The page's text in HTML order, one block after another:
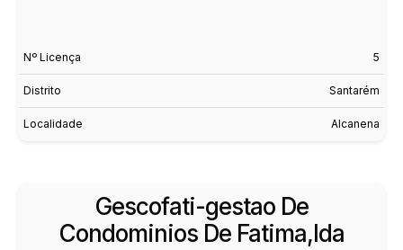
Nº Licença 5
Distrito Santarém
Localidade Alcanena
Gescofati-gestao De
Condominios De Fatima,lda